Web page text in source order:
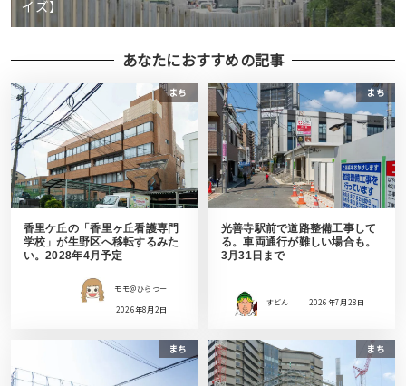
イズ】
あなたにおすすめの記事
まち
香里ケ丘の「香里ヶ丘看護専門
学校」が生野区へ移転するみた
い。2028年4月予定
モモ＠ひらつー
2026年8月2日
まち
光善寺駅前で道路整備工事して
る。車両通行が難しい場合も。
3月31日まで
すどん 2026年7月28日
まち まち